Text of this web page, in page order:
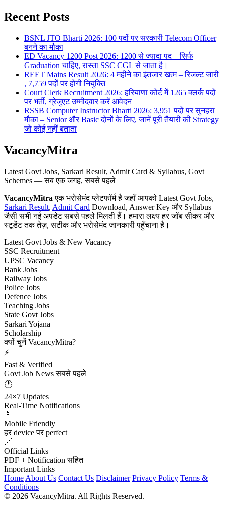
Recent Posts
BSNL JTO Bharti 2026: 100 पदों पर सरकारी Telecom Officer
बनने का मौका
ED Vacancy 1200 Post 2026: 1200 से ज्यादा पद – सिर्फ
Graduation चाहिए, रास्ता SSC CGL से जाता है।
REET Mains Result 2026: 4 महीने का इंतजार खत्म – रिजल्ट जारी
, 7,759 पदों पर होगी नियुक्ति
Court Clerk Recruitment 2026: हरियाणा कोर्ट में 1265 क्लर्क पदों
पर भर्ती, ग्रेजुएट उम्मीदवार करें आवेदन
RSSB Computer Instructor Bharti 2026: 3,951 पदों पर सुनहरा
मौका – Senior और Basic दोनों के लिए, जानें पूरी तैयारी की Strategy
जो कोई नहीं बताता
VacancyMitra
Latest Govt Jobs, Sarkari Result, Admit Card & Syllabus, Govt
Schemes — सब एक जगह, सबसे पहले
VacancyMitra एक भरोसेमंद प्लेटफॉर्म है जहाँ आपको Latest Govt Jobs,
Sarkari Result, Admit Card Download, Answer Key और Syllabus
जैसी सभी नई अपडेट सबसे पहले मिलती हैं। हमारा लक्ष्य हर जॉब सीकर और
स्टूडेंट तक तेज़, सटीक और भरोसेमंद जानकारी पहुँचाना है।
Latest Govt Jobs & New Vacancy
SSC Recruitment
UPSC Vacancy
Bank Jobs
Railway Jobs
Police Jobs
Defence Jobs
Teaching Jobs
State Govt Jobs
Sarkari Yojana
Scholarship
क्यों चुनें VacancyMitra?
⚡
Fast & Verified
Govt Job News सबसे पहले
🕐
24×7 Updates
Real-Time Notifications
📱
Mobile Friendly
हर device पर perfect
🔗
Official Links
PDF + Notification सहित
Important Links
Home About Us Contact Us Disclaimer Privacy Policy Terms &
Conditions
© 2026 VacancyMitra. All Rights Reserved.